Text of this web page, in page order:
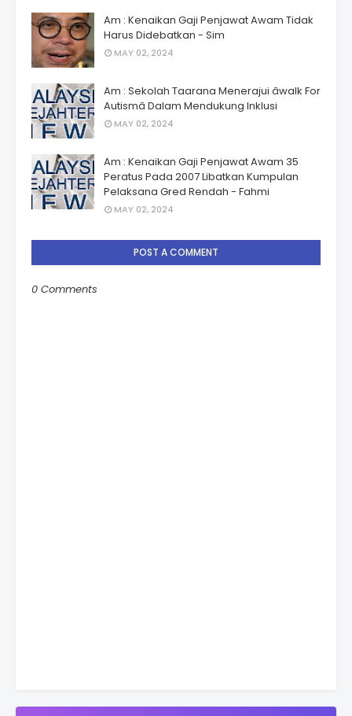
Am : Kenaikan Gaji Penjawat Awam Tidak
Harus Didebatkan - Sim
MAY 02, 2024
Am : Sekolah Taarana Menerajui âwalk For
Autismâ Dalam Mendukung Inklusi
MAY 02, 2024
Am : Kenaikan Gaji Penjawat Awam 35
Peratus Pada 2007 Libatkan Kumpulan
Pelaksana Gred Rendah - Fahmi
MAY 02, 2024
POST A COMMENT
0 Comments